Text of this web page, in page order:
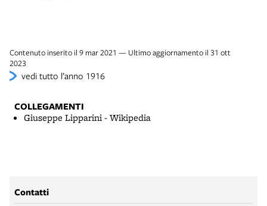
Contenuto inserito il 9 mar 2021 — Ultimo aggiornamento il 31 ott
2023
vedi tutto l’anno 1916
COLLEGAMENTI
Giuseppe Lipparini - Wikipedia
Contatti